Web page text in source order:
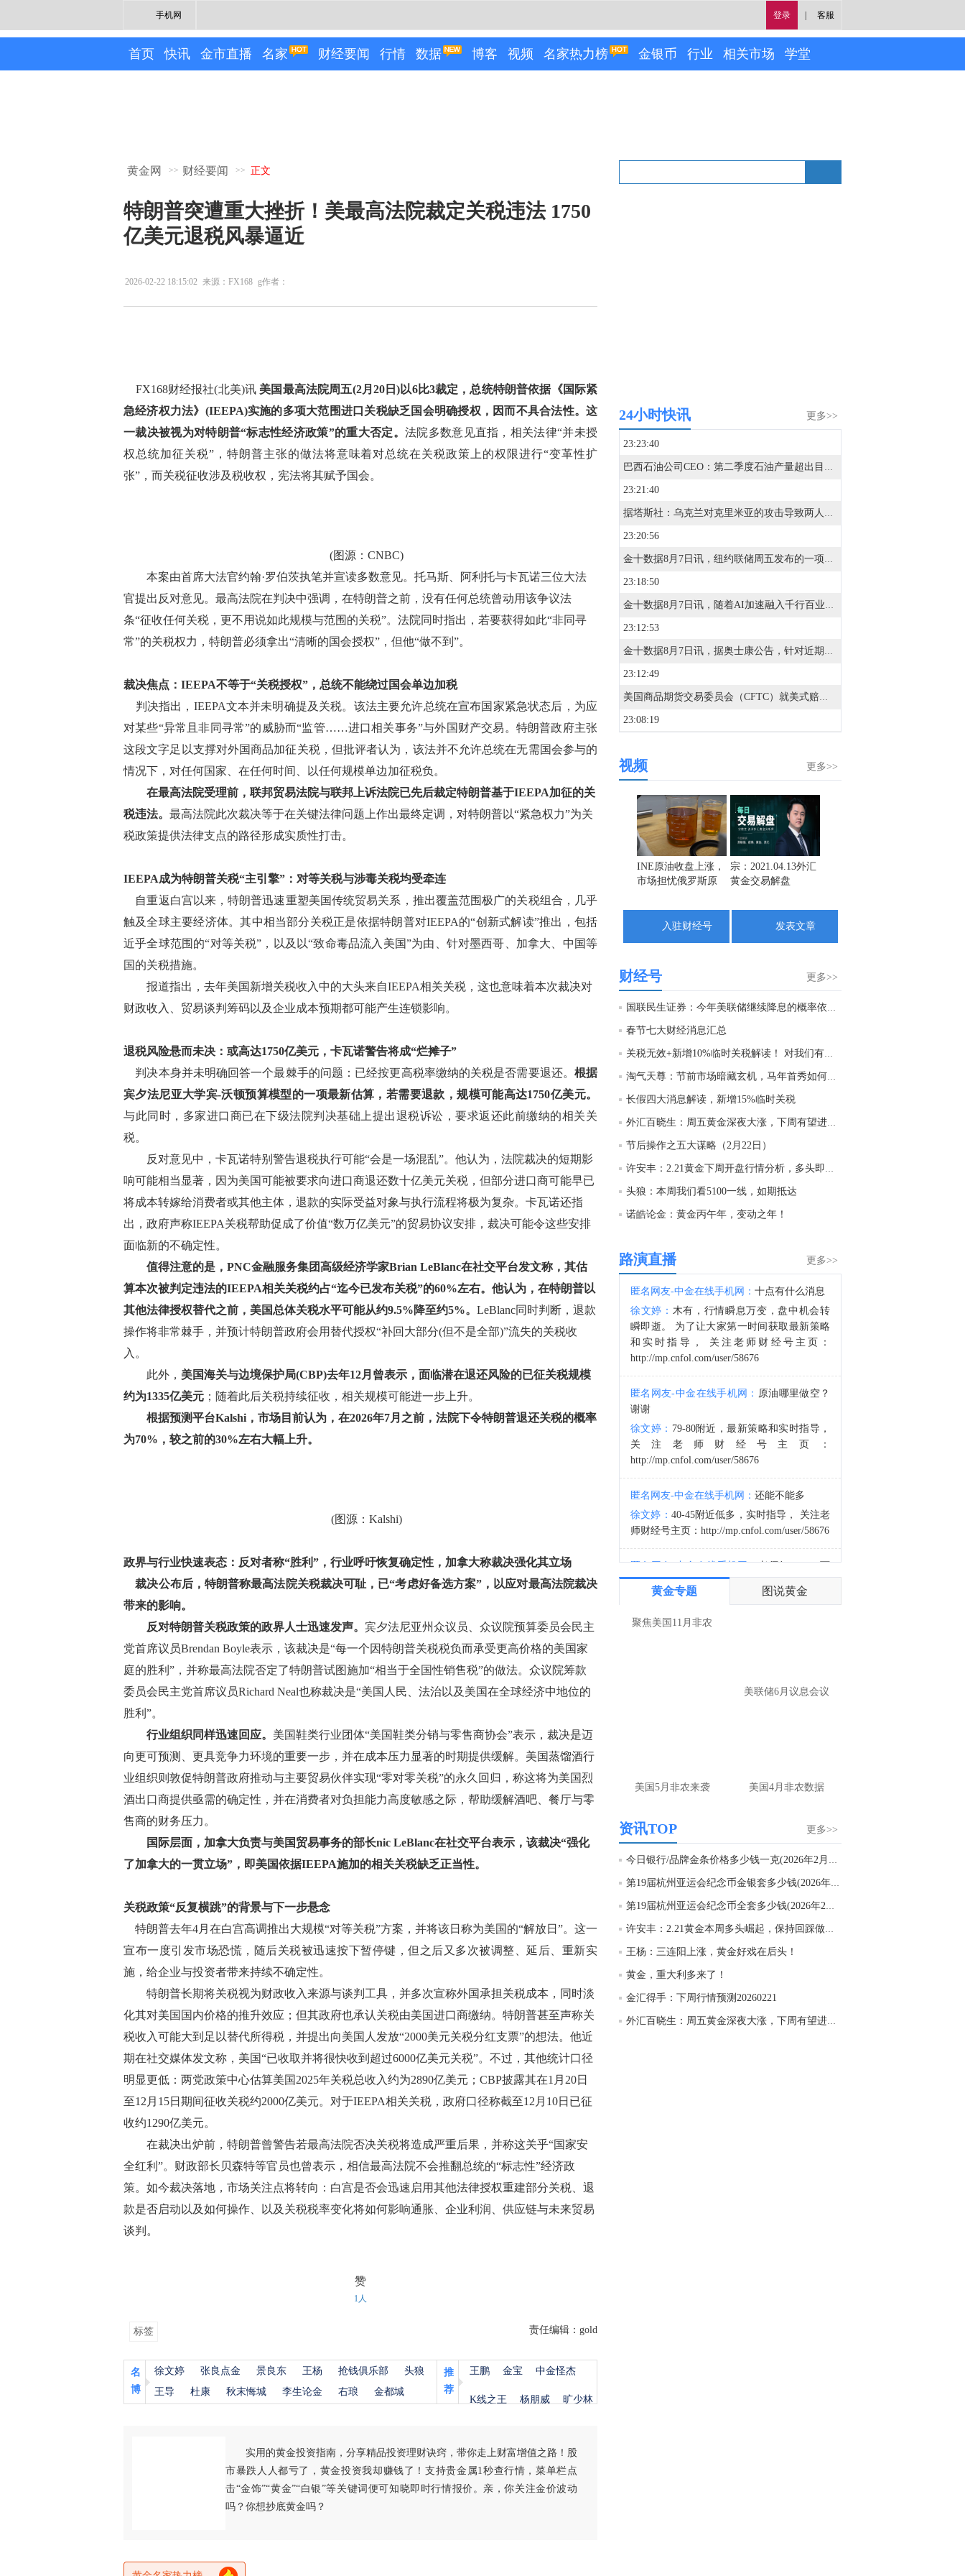
登录 客服
手机网
首页 快讯 金市直播 名家 财经要闻 行情 数据 博客 视频 名家热力榜 金银币 行业 相关市场 学堂
黄金网 >> 财经要闻 >> 正文
特朗普突遭重大挫折！美最高法院裁定关税违法 1750
亿美元退税风暴逼近
2026-02-22 18:15:02 来源：FX168 g作者：
FX168财经报社(北美)讯 美国最高法院周五(2月20日)以6比3裁定，总统特朗普依据《国际紧
急经济权力法》(IEEPA)实施的多项大范围进口关税缺乏国会明确授权，因而不具合法性。这
一裁决被视为对特朗普“标志性经济政策”的重大否定。 法院多数意见直指，相关法律“并未授
权总统加征关税”，特朗普主张的做法将意味着对总统在关税政策上的权限进行“变革性扩
张”，而关税征收涉及税收权，宪法将其赋予国会。
(图源：CNBC)
本案由首席大法官约翰·罗伯茨执笔并宣读多数意见。托马斯、阿利托与卡瓦诺三位大法
官提出反对意见。最高法院在判决中强调，在特朗普之前，没有任何总统曾动用该争议法
条“征收任何关税，更不用说如此规模与范围的关税”。法院同时指出，若要获得如此“非同寻
常”的关税权力，特朗普必须拿出“清晰的国会授权”，但他“做不到”。
裁决焦点：IEEPA不等于“关税授权”，总统不能绕过国会单边加税
判决指出，IEEPA文本并未明确提及关税。该法主要允许总统在宣布国家紧急状态后，为应
对某些“异常且非同寻常”的威胁而“监管……进口相关事务”与外国财产交易。特朗普政府主张
这段文字足以支撑对外国商品加征关税，但批评者认为，该法并不允许总统在无需国会参与的
情况下，对任何国家、在任何时间、以任何规模单边加征税负。
在最高法院受理前，联邦贸易法院与联邦上诉法院已先后裁定特朗普基于IEEPA加征的关
税违法。 最高法院此次裁决等于在关键法律问题上作出最终定调，对特朗普以“紧急权力”为关
税政策提供法律支点的路径形成实质性打击。
IEEPA成为特朗普关税“主引擎”：对等关税与涉毒关税均受牵连
自重返白宫以来，特朗普迅速重塑美国传统贸易关系，推出覆盖范围极广的关税组合，几乎
触及全球主要经济体。其中相当部分关税正是依据特朗普对IEEPA的“创新式解读”推出，包括
近乎全球范围的“对等关税”，以及以“致命毒品流入美国”为由、针对墨西哥、加拿大、中国等
国的关税措施。
报道指出，去年美国新增关税收入中的大头来自IEEPA相关关税，这也意味着本次裁决对
财政收入、贸易谈判筹码以及企业成本预期都可能产生连锁影响。
退税风险悬而未决：或高达1750亿美元，卡瓦诺警告将成“烂摊子”
判决本身并未明确回答一个最棘手的问题：已经按更高税率缴纳的关税是否需要退还。 根据
宾夕法尼亚大学宾-沃顿预算模型的一项最新估算，若需要退款，规模可能高达1750亿美元。
与此同时，多家进口商已在下级法院判决基础上提出退税诉讼，要求返还此前缴纳的相关关
税。
反对意见中，卡瓦诺特别警告退税执行可能“会是一场混乱”。他认为，法院裁决的短期影
响可能相当显著，因为美国可能被要求向进口商退还数十亿美元关税，但部分进口商可能早已
将成本转嫁给消费者或其他主体，退款的实际受益对象与执行流程将极为复杂。卡瓦诺还指
出，政府声称IEEPA关税帮助促成了价值“数万亿美元”的贸易协议安排，裁决可能令这些安排
面临新的不确定性。
值得注意的是，PNC金融服务集团高级经济学家Brian LeBlanc在社交平台发文称，其估
算本次被判定违法的IEEPA相关关税约占“迄今已发布关税”的60%左右。他认为，在特朗普以
其他法律授权替代之前，美国总体关税水平可能从约9.5%降至约5%。 LeBlanc同时判断，退款
操作将非常棘手，并预计特朗普政府会用替代授权“补回大部分(但不是全部)”流失的关税收
入。
此外， 美国海关与边境保护局(CBP)去年12月曾表示，面临潜在退还风险的已征关税规模
约为1335亿美元 ；随着此后关税持续征收，相关规模可能进一步上升。
根据预测平台Kalshi，市场目前认为，在2026年7月之前，法院下令特朗普退还关税的概率
为70%，较之前的30%左右大幅上升。
(图源：Kalshi)
政界与行业快速表态：反对者称“胜利”，行业呼吁恢复确定性，加拿大称裁决强化其立场
裁决公布后，特朗普称最高法院关税裁决可耻，已“考虑好备选方案”，以应对最高法院裁决
带来的影响。
反对特朗普关税政策的政界人士迅速发声。 宾夕法尼亚州众议员、众议院预算委员会民主
党首席议员Brendan Boyle表示，该裁决是“每一个因特朗普关税税负而承受更高价格的美国家
庭的胜利”，并称最高法院否定了特朗普试图施加“相当于全国性销售税”的做法。众议院筹款
委员会民主党首席议员Richard Neal也称裁决是“美国人民、法治以及美国在全球经济中地位的
胜利”。
行业组织同样迅速回应。 美国鞋类行业团体“美国鞋类分销与零售商协会”表示，裁决是迈
向更可预测、更具竞争力环境的重要一步，并在成本压力显著的时期提供缓解。美国蒸馏酒行
业组织则敦促特朗普政府推动与主要贸易伙伴实现“零对零关税”的永久回归，称这将为美国烈
酒出口商提供亟需的确定性，并在消费者对负担能力高度敏感之际，帮助缓解酒吧、餐厅与零
售商的财务压力。
国际层面，加拿大负责与美国贸易事务的部长nic LeBlanc在社交平台表示，该裁决“强化
了加拿大的一贯立场”，即美国依据IEEPA施加的相关关税缺乏正当性。
关税政策“反复横跳”的背景与下一步悬念
特朗普去年4月在白宫高调推出大规模“对等关税”方案，并将该日称为美国的“解放日”。这一
宣布一度引发市场恐慌，随后关税被迅速按下暂停键，但之后又多次被调整、延后、重新实
施，给企业与投资者带来持续不确定性。
特朗普长期将关税视为财政收入来源与谈判工具，并多次宣称外国承担关税成本，同时淡
化其对美国国内价格的推升效应；但其政府也承认关税由美国进口商缴纳。特朗普甚至声称关
税收入可能大到足以替代所得税，并提出向美国人发放“2000美元关税分红支票”的想法。他近
期在社交媒体发文称，美国“已收取并将很快收到超过6000亿美元关税”。不过，其他统计口径
明显更低：两党政策中心估算美国2025年关税总收入约为2890亿美元；CBP披露其在1月20日
至12月15日期间征收关税约2000亿美元。对于IEEPA相关关税，政府口径称截至12月10日已征
收约1290亿美元。
在裁决出炉前，特朗普曾警告若最高法院否决关税将造成严重后果，并称这关乎“国家安
全红利”。财政部长贝森特等官员也曾表示，相信最高法院不会推翻总统的“标志性”经济政
策。如今裁决落地，市场关注点将转向：白宫是否会迅速启用其他法律授权重建部分关税、退
款是否启动以及如何操作、以及关税税率变化将如何影响通胀、企业利润、供应链与未来贸易
谈判。
赞
1人
标签 责任编辑：gold
名
博
徐文婷 张良点金 景良东 王杨 抢钱俱乐部
头狼
王导
杜康 秋末悔城 李生论金 右琅 金都城
推
荐
王鹏 金宝 中金怪杰
K线之王 杨朋威 旷少林
实用的黄金投资指南，分享精品投资理财诀窍，带你走上财富增值之路！股
市暴跌人人都亏了，黄金投资我却赚钱了！支持贵金属1秒查行情，菜单栏点
击“金饰”“黄金”“白银”等关键词便可知晓即时行情报价。亲，你关注金价波动
吗？你想抄底黄金吗？
更多>>
24小时快讯
23:23:40
巴西石油公司CEO：第二季度石油产量超出目标20万桶/日。
23:21:40
据塔斯社：乌克兰对克里米亚的攻击导致两人死亡。
23:20:56
金十数据8月7日讯，纽约联储周五发布的一项调查显示，美国人在7月份对就业市场的整体预期有所改善，同时对未来通胀的预期也有所下降。调查显示，如果失业，受访者认为自己能够找到新工作的概率升至46.2%，为今年以来最高水平。这一改善在高中学历或以下人群，以及家庭年收入低于5万美元的人群中最为明显。与此同时，消费者对未来一年通胀率的预期从此前的3.7%小幅降至3.6%。而对于未来三年和五年的通胀预期，则分别维持在3.3%和3%不变。不过消费者仍然对整体劳动力市场状况感到担忧。预计未来一年失业率将上升的平均概率有所上升。这一上升趋势在各年龄段和收入群体中普遍存在。受访者认为未来一年内失去工作的可能性也略有上升，但仍低于12个月平均值。
23:18:50
金十数据8月7日讯，随着AI加速融入千行百业，大模型的词元调用量持续攀升。数据显示，7月27日至8月2日，中国AI大模型周调用量达28.13万亿词元，已连续十四周位居全球首位。从多家词元供应平台了解到，目前词元需求正处于高速增长阶段，高峰期更是供不应求。面对激增的词元需求与阶段性的算力紧缺，多家大模型企业的定价模式也在随之发生变化，正从“按量计费”走向“精细化与动态定价”。Kimi推出了每月39元到559元的四档订阅套餐，DeepSeek则将上调大模型开放接口的价格，预计未来还将推出“峰谷定价”，即每日上午9点到12点、下午2点到6点为高峰时段，价格是平时的两倍。（央视财经）
23:12:53
金十数据8月7日讯，据奥士康公告，针对近期市场对英伟达、谷歌、AMD等AI（人工智能）相关产业链业务合作情况关注度较高的情况，公司经自查表示，截至目前，公司未与英伟达、谷歌开展订单合作，公司与AMD的业务合作处于产品送样阶段，尚未形成规模化收入，能否通过客户认证存在不确定性。2025年度，公司AI服务器相关产品营业收入占公司营业收入的比例不足1%，AIPC（人工智能个人电脑）相关产品营业收入占公司营业收入的比例约7%。公司AI相关业务目前对公司整体营业收入和利润贡献极小，不会对公司经营业绩产生重大影响。
23:12:49
美国商品期货交易委员会（CFTC）就美式赔率风险对预测市场发出警告。
23:08:19
23:04:25
23:04:23
欢迎查看今日快讯信息
23:01:12
截至23:00收盘，国内期货主力合约涨多跌少，纯碱涨超3%，乙二醇（EG）涨超2%，燃料油、焦煤涨近2%。跌幅方面，合成橡胶跌超1%。
22:44:35
预测平台Kalshi数据显示，美联储下个月维持利率不变的概率升至65%。
22:36:51
美联储巴尔金：衡量就业市场健康的最佳指标是失业率。
更多>>
视频
INE原油收盘上涨，
市场担忧俄罗斯原
宗：2021.04.13外汇
黄金交易解盘
入驻财经号 发表文章
更多>>
财经号
国联民生证券：今年美联储继续降息的概率依然不低
春节七大财经消息汇总
关税无效+新增10%临时关税解读！ 对我们有哪些影响？
淘气天尊：节前市场暗藏玄机，马年首秀如何破局？
长假四大消息解读，新增15%临时关税
外汇百晓生：周五黄金深夜大涨，下周有望进一步看5150
节后操作之五大谋略（2月22日）
许安丰：2.21黄金下周开盘行情分析，多头即将一往无前
头狼：本周我们看5100一线，如期抵达
诺皓论金：黄金丙午年，变动之年！
更多>>
路演直播
匿名网友-中金在线手机网： 十点有什么消息
徐文婷： 木有，行情瞬息万变，盘中机会转
瞬即逝。 为了让大家第一时间获取最新策略
和实时指导， 关注老师财经号主页：
http://mp.cnfol.com/user/58676
匿名网友-中金在线手机网： 原油哪里做空？
谢谢
徐文婷： 79-80附近，最新策略和实时指导，
关注老师财经号主页：
http://mp.cnfol.com/user/58676
匿名网友-中金在线手机网： 还能不能多
徐文婷： 40-45附近低多，实时指导， 关注老
师财经号主页：http://mp.cnfol.com/user/58676
匿名网友-中金在线手机网：老师好，4345可
以多吗？
让大家第一时间获取最新策略和实时指
匿名网友-中金在线手机网：
黄金多，看到什
徐文婷：
时指导， 关注老师财经号主页：
http://mp.cnfol.com/user/58676
匿名网友-中金在线手机网：止损多少 老师
徐文婷：7美金
度。70一50？。
徐文婷：带上止损博弈，实时指导， 关注老
师财经号主页：http://mp.cnfol.com/user/58676
匿名网友-中金在线手机网：老师好，金现在
黄金专题 图说黄金
聚焦美国11月非农
美联储6月议息会议
美国5月非农来袭 美国4月非农数据
更多>>
资讯TOP
今日银行/品牌金条价格多少钱一克(2026年2月21...
第19届杭州亚运会纪念币金银套多少钱(2026年2月...
第19届杭州亚运会纪念币全套多少钱(2026年2月21...
许安丰：2.21黄金本周多头崛起，保持回踩做多不...
王杨：三连阳上涨，黄金好戏在后头！
黄金，重大利多来了！
金汇得手：下周行情预测20260221
外汇百晓生：周五黄金深夜大涨，下周有望进一步...